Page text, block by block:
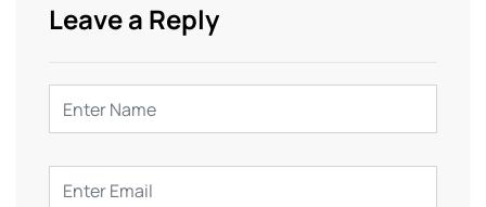
Leave a Reply